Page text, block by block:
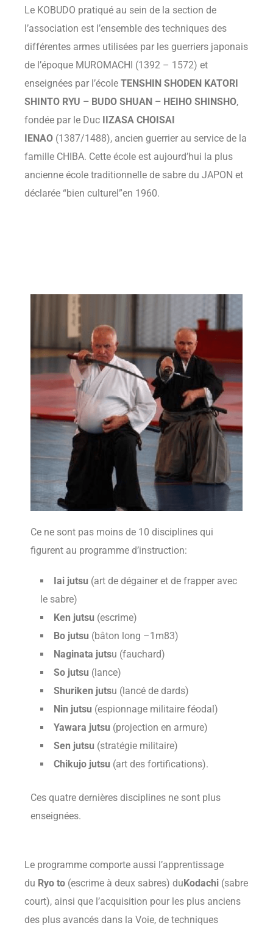
Le KOBUDO pratiqué au sein de la section de
l’association est l’ensemble des techniques des
différentes armes utilisées par les guerriers japonais
de l’époque MUROMACHI (1392 – 1572) et
enseignées par l’école TENSHIN SHODEN KATORI
SHINTO RYU – BUDO SHUAN – HEIHO SHINSHO,
fondée par le Duc
IIZASA CHOISAI
IENAO (1387/1488), ancien guerrier au service de la
famille CHIBA. Cette école est aujourd’hui la plus
ancienne école traditionnelle de sabre du JAPON et
déclarée “bien culturel”en 1960.
Ce ne sont pas moins de 10 disciplines qui
figurent au programme d’instruction:
Iai jutsu (art de dégainer et de frapper avec
le sabre)
Ken jutsu (escrime)
Bo jutsu (bâton long –1m83)
Naginata jutsu (fauchard)
So jutsu (lance)
Shuriken jutsu (lancé de dards)
Nin jutsu (espionnage militaire féodal)
Yawara jutsu (projection en armure)
Sen jutsu (stratégie militaire)
Chikujo jutsu (art des fortifications).
Ces quatre dernières disciplines ne sont plus
enseignées.
Le programme comporte aussi l’apprentissage
du Ryo to (escrime à deux sabres) duKodachi (sabre
court), ainsi que l’acquisition pour les plus anciens
des plus avancés dans la Voie, de techniques